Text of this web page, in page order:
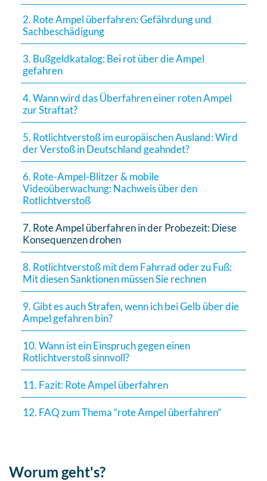
2. Rote Ampel überfahren: Gefährdung und
Sachbeschädigung
3. Bußgeldkatalog: Bei rot über die Ampel
gefahren
4. Wann wird das Überfahren einer roten Ampel
zur Straftat?
5. Rotlichtverstoß im europäischen Ausland: Wird
der Verstoß in Deutschland geahndet?
6. Rote-Ampel-Blitzer & mobile
Videoüberwachung: Nachweis über den
Rotlichtverstoß
7. Rote Ampel überfahren in der Probezeit: Diese
Konsequenzen drohen
8. Rotlichtverstoß mit dem Fahrrad oder zu Fuß:
Mit diesen Sanktionen müssen Sie rechnen
9. Gibt es auch Strafen, wenn ich bei Gelb über die
Ampel gefahren bin?
10. Wann ist ein Einspruch gegen einen
Rotlichtverstoß sinnvoll?
11. Fazit: Rote Ampel überfahren
12. FAQ zum Thema “rote Ampel überfahren”
Worum geht's?